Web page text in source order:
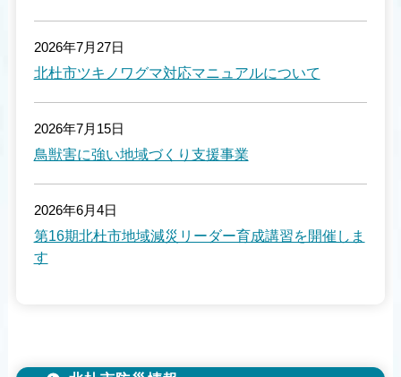
2026年7月27日
北杜市ツキノワグマ対応マニュアルについて
2026年7月15日
鳥獣害に強い地域づくり支援事業
2026年6月4日
第16期北杜市地域減災リーダー育成講習を開催しま
す